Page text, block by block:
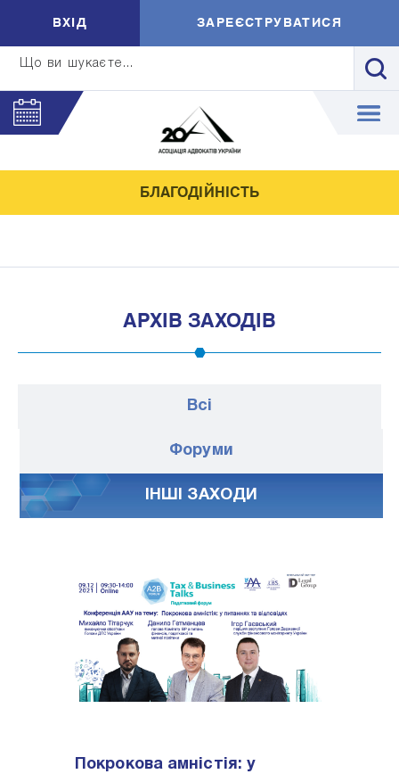
Що ви шукаєте...
ВXIД ЗАРЕЄСТРУВАТИСЯ
БЛАГОДІЙНІСТЬ
АРХІВ ЗАХОДІВ
Всі
Форуми
IНШI ЗАХОДИ
Покрокова амністія: у